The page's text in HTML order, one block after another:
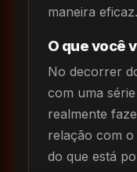
maneira eficaz.
O que você
No decorrer
com uma
realmente
relação com
do que está